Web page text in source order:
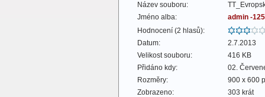
Název souboru:
Jméno alba:
admin -
Hodnocení (2 hlasů):
Datum:
2.7.2013
Velikost souboru:
416 KB
Přidáno kdy:
02.
Rozměry:
900 x 600
Zobrazeno:
303 krát